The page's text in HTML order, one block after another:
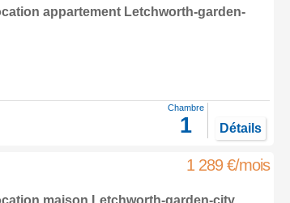
appartement Letchworth-garden-
Chambre
1 Détails
1 289 €/mois
maison Letchworth-garden-city